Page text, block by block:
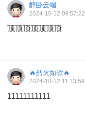
醉卧云端
2024-10-12 09:57:22
顶顶顶顶顶顶顶
🔥烈火如歌🔥
2024-10-12 11:13:59
11111111111